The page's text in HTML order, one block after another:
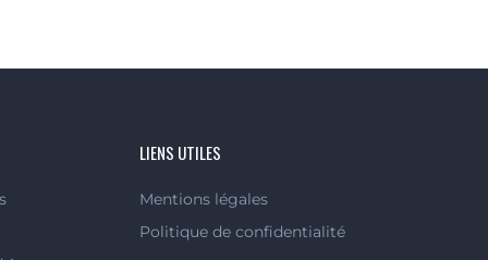
LIENS UTILES
Mentions légales
Politique de confidentialité